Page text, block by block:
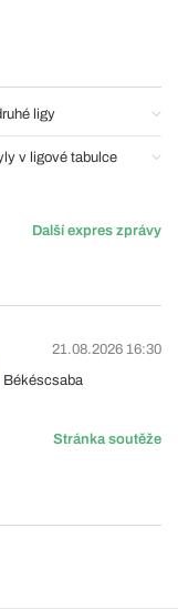
ligy
v ligové tabulce
Další expres zprávy
21.08.2026 16:30
Békéscsaba
Stránka soutěže